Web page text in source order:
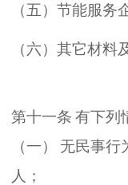
（五） 节能服务
（六） 其它材料
第十一条 有下列
（一）
无民事行
人 ；